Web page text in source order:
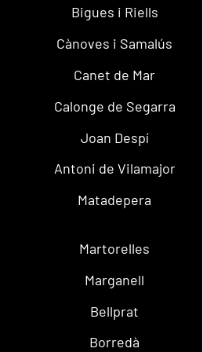
Bigues i Riells
Cànoves i Samalús
Canet de Mar
Calonge de Segarra
Joan Despí
Antoni de Vilamajor
Matadepera
Martorelles
Marganell
Bellprat
Borredà